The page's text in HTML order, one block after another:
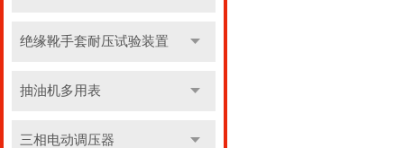
绝缘靴手套耐压试验装置
抽油机多用表
三相电动调压器